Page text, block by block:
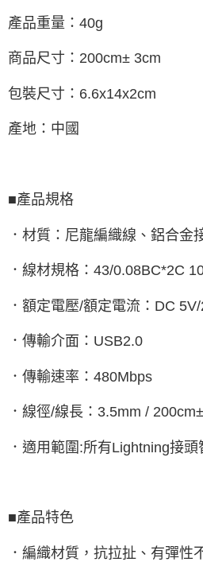
產品重量：40g
商品尺寸：200cm± 3cm
包裝尺寸：6.6x14x2cm
產地：中國
■產品規格
．材質：尼龍編織線、鋁合金
．線材規格：43/0.08BC*2C
．額定電壓/額定電流：DC
．傳輸介面：USB2.0
．傳輸速率：480Mbps
．線徑/線長：3.5mm /
．適用範圍:所有Lightning接
■產品特色
．編織材質，抗拉扯、有彈性